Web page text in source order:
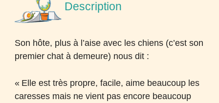
Description
Son hôte, plus à l’aise avec les chiens (c’est son
premier chat à demeure) nous dit :
« Elle est très propre, facile, aime beaucoup les
caresses mais ne vient pas encore beaucoup